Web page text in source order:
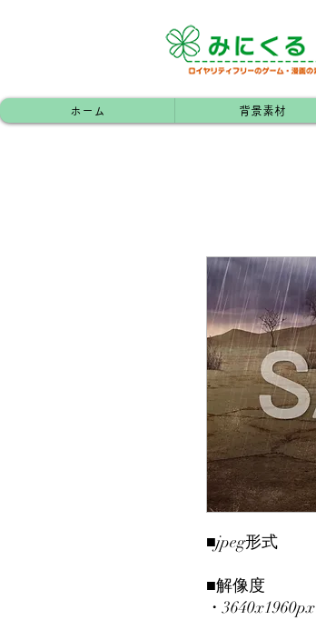
ホーム 背景素材
■jpeg形式
■解像度
・3640x1960px